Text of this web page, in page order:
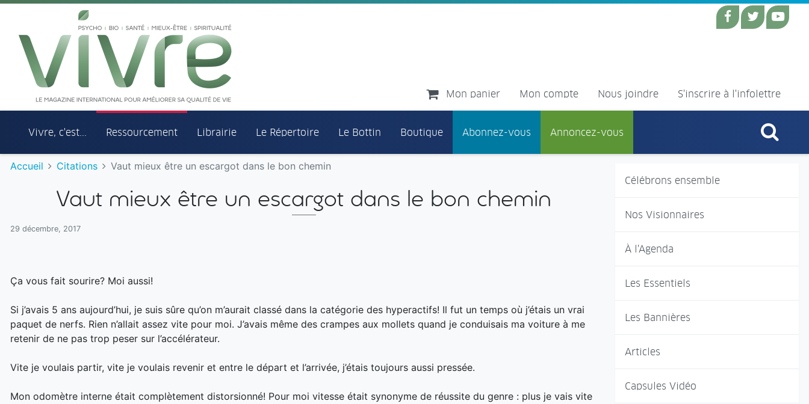
Aller au menu principal
Aller au contenu principal
Mon panier Mon compte Nous joindre S'inscrire à l'infolettre
Vivre, c'est... Ressourcement Librairie Le Répertoire Le Bottin Boutique Abonnez-vous Annoncez-vous
Célébrons ensemble
Nos Visionnaires
À l'Agenda
Les Essentiels
Les Bannières
Articles
Capsules Vidéo
Accueil Citations Vaut mieux être un escargot dans le bon chemin
Vaut mieux être un escargot dans le bon chemin
29 décembre, 2017
Ça vous fait sourire? Moi aussi!
Si j’avais 5 ans aujourd’hui, je suis sûre qu’on m’aurait classé dans la catégorie des hyperactifs! Il fut un temps où j’étais un vrai
paquet de nerfs. Rien n’allait assez vite pour moi. J’avais même des crampes aux mollets quand je conduisais ma voiture à me
retenir de ne pas trop peser sur l’accélérateur.
Vite je voulais partir, vite je voulais revenir et entre le départ et l’arrivée, j’étais toujours aussi pressée.
Mon odomètre interne était complètement distorsionné! Pour moi vitesse était synonyme de réussite du genre : plus je vais vite